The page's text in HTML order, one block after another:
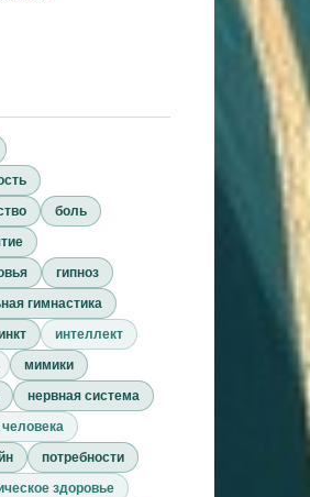
боль
гипноз
гимнастика
интеллект
мимики
нервная система
потребности
здоровье